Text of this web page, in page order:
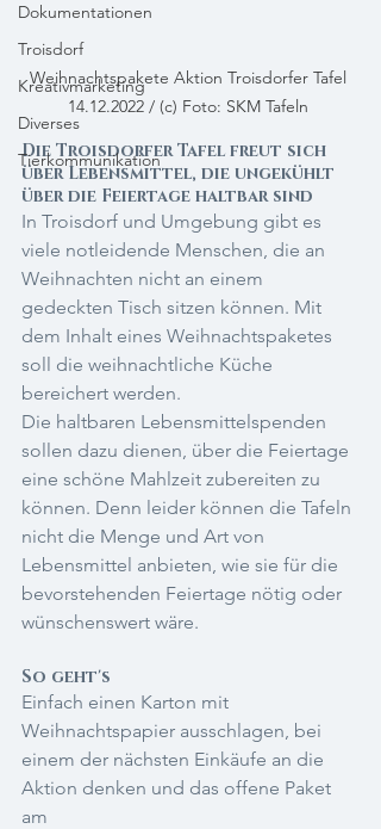
Dokumentationen
Troisdorf
Kreativmarketing
Diverses
Tierkommunikation
Weihnachtspakete Aktion Troisdorfer Tafel
14.12.2022 / (c) Foto: SKM Tafeln
Die Troisdorfer Tafel freut sich
über Lebensmittel, die ungekühlt
über die Feiertage haltbar sind
In Troisdorf und Umgebung gibt es
viele notleidende Menschen, die an
Weihnachten nicht an einem
gedeckten Tisch sitzen können. Mit
dem Inhalt eines Weihnachtspaketes
soll die weihnachtliche Küche
bereichert werden.
Die haltbaren Lebensmittelspenden
sollen dazu dienen, über die Feiertage
eine schöne Mahlzeit zubereiten zu
können. Denn leider können die Tafeln
nicht die Menge und Art von
Lebensmittel anbieten, wie sie für die
bevorstehenden Feiertage nötig oder
wünschenswert wäre.
So geht's
Einfach einen Karton mit
Weihnachtspapier ausschlagen, bei
einem der nächsten Einkäufe an die
Aktion denken und das offene Paket
am